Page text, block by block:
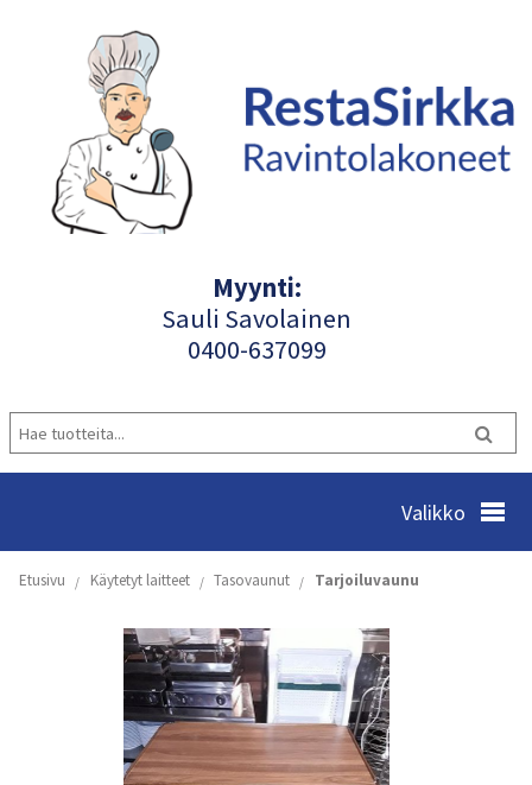
Myynti:
Sauli Savolainen
0400-637099
Valikko
Etusivu
Yritys
Koneiden ja astioiden vuokraus
Käytetyt laitteet
Etusivu Käytetyt laitteet Tasovaunut Tarjoiluvaunu